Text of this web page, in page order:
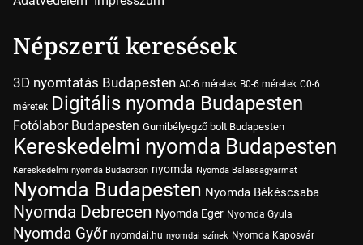
Népszerű keresések
3D nyomtatás Budapesten A0-6 méretek B0-6 méretek C0-6
méretek Digitális nyomda Budapesten
Fotólabor Budapesten Gumibélyegző bolt Budapesten
Kereskedelmi nyomda Budapesten
Kereskedelmi nyomda Budaörsön nyomda Nyomda Balassagyarmat
Nyomda Budapesten Nyomda Békéscsaba
Nyomda Debrecen Nyomda Eger Nyomda Gyula
Nyomda Győr nyomdai.hu nyomdai színek Nyomda Kaposvár